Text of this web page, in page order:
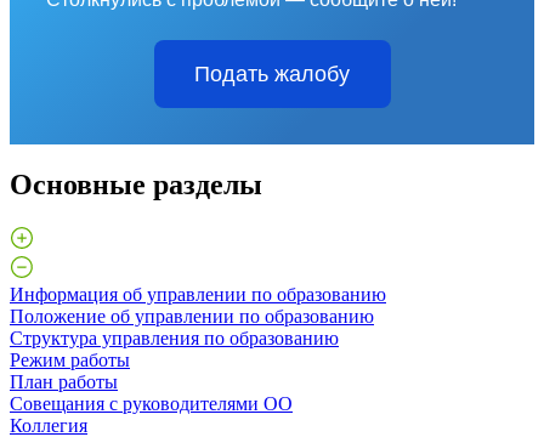
Подать жалобу
Основные разделы
Информация об управлении по образованию
Положение об управлении по образованию
Структура управления по образованию
Режим работы
План работы
Совещания с руководителями ОО
Коллегия